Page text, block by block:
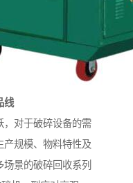
线
，对于破碎设备的需
产规模、物料特性及
景的破碎回收系列